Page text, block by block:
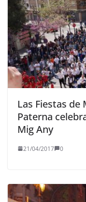
Las Fiestas
Paterna
Mig Any
21/04/2017 0